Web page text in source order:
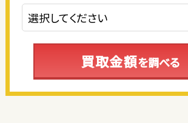
買取金額を調べる